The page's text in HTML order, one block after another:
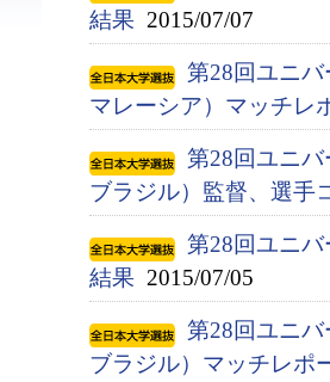
結果 2015/07/07
第28回ユニ
マレーシア）マッチレ
第28回ユニ
ブラジル）監督、選手
第28回ユニ
結果 2015/07/05
第28回ユニ
ブラジル）マッチレポ